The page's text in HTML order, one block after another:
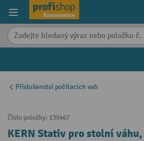
content
Příslušenství počítacích vah
Číslo položky: 139467
KERN Stativ pro stolní